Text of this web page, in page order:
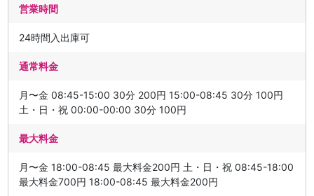
営業時間
24時間入出庫可
通常料金
月〜金 08:45-15:00 30分 200円 15:00-08:45 30分 100円
土・日・祝 00:00-00:00 30分 100円
最大料金
月〜金 18:00-08:45 最大料金200円 土・日・祝 08:45-18:00
最大料金700円 18:00-08:45 最大料金200円